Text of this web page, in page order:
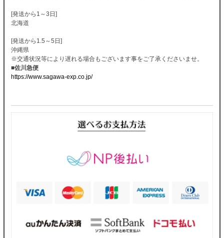
[発送から1～3日]
北海道
[発送から1.5～5日]
沖縄県
※交通状況等により遅れる場合もございます事をご了承くださいませ。
■佐川急便
https://www.sagawa-exp.co.jp/